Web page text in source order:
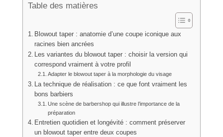
Table des matières
Blowout taper : anatomie d’une coupe iconique aux
racines bien ancrées
Les variantes du blowout taper : choisir la version qui
correspond vraiment à votre profil
Adapter le blowout taper à la morphologie du visage
La technique de réalisation : ce que font vraiment les
bons barbiers
Une scène de barbershop qui illustre l’importance de la
préparation
Entretien quotidien et longévité : comment préserver
un blowout taper entre deux coupes